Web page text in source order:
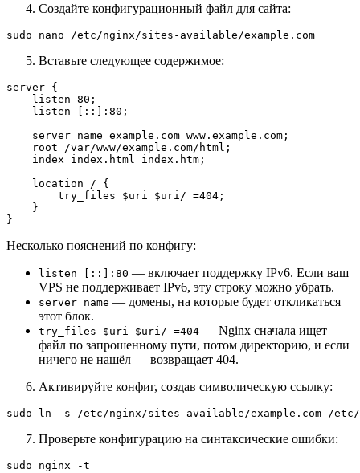
Создайте конфигурационный файл для сайта:
Вставьте следующее содержимое:
server {
    listen 80;
    listen [::]:80;
    server_name example.com www.example.com;
    root /var/www/example.com/html;
    index index.html index.htm;
    location / {
        try_files $uri $uri/ =404;
    }
Несколько пояснений по конфигу:
listen [::]:80 — включает поддержку IPv6. Если ваш
VPS не поддерживает IPv6, эту строку можно убрать.
server_name — домены, на которые будет откликаться
этот блок.
try_files $uri $uri/ =404 — Nginx сначала ищет
файл по запрошенному пути, потом директорию, и если
ничего не нашёл — возвращает 404.
Активируйте конфиг, создав символическую ссылку:
Проверьте конфигурацию на синтаксические ошибки: